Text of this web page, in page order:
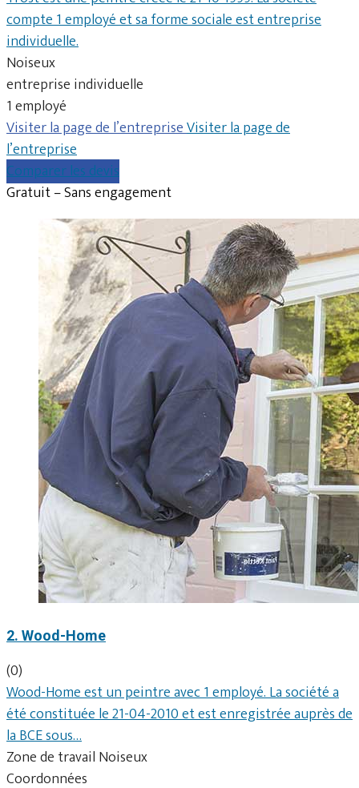
compte 1 employé et sa forme sociale est entreprise
individuelle.
Noiseux
entreprise individuelle
1 employé
Visiter la page de l’entrepriseVisiter la page de
l’entreprise
Comparer les devis
Gratuit – Sans engagement
2. Wood-Home
(0)
Wood-Home est un peintre avec 1 employé. La société a
été constituée le 21-04-2010 et est enregistrée auprès de
la BCE sous…
Zone de travail Noiseux
Coordonnées